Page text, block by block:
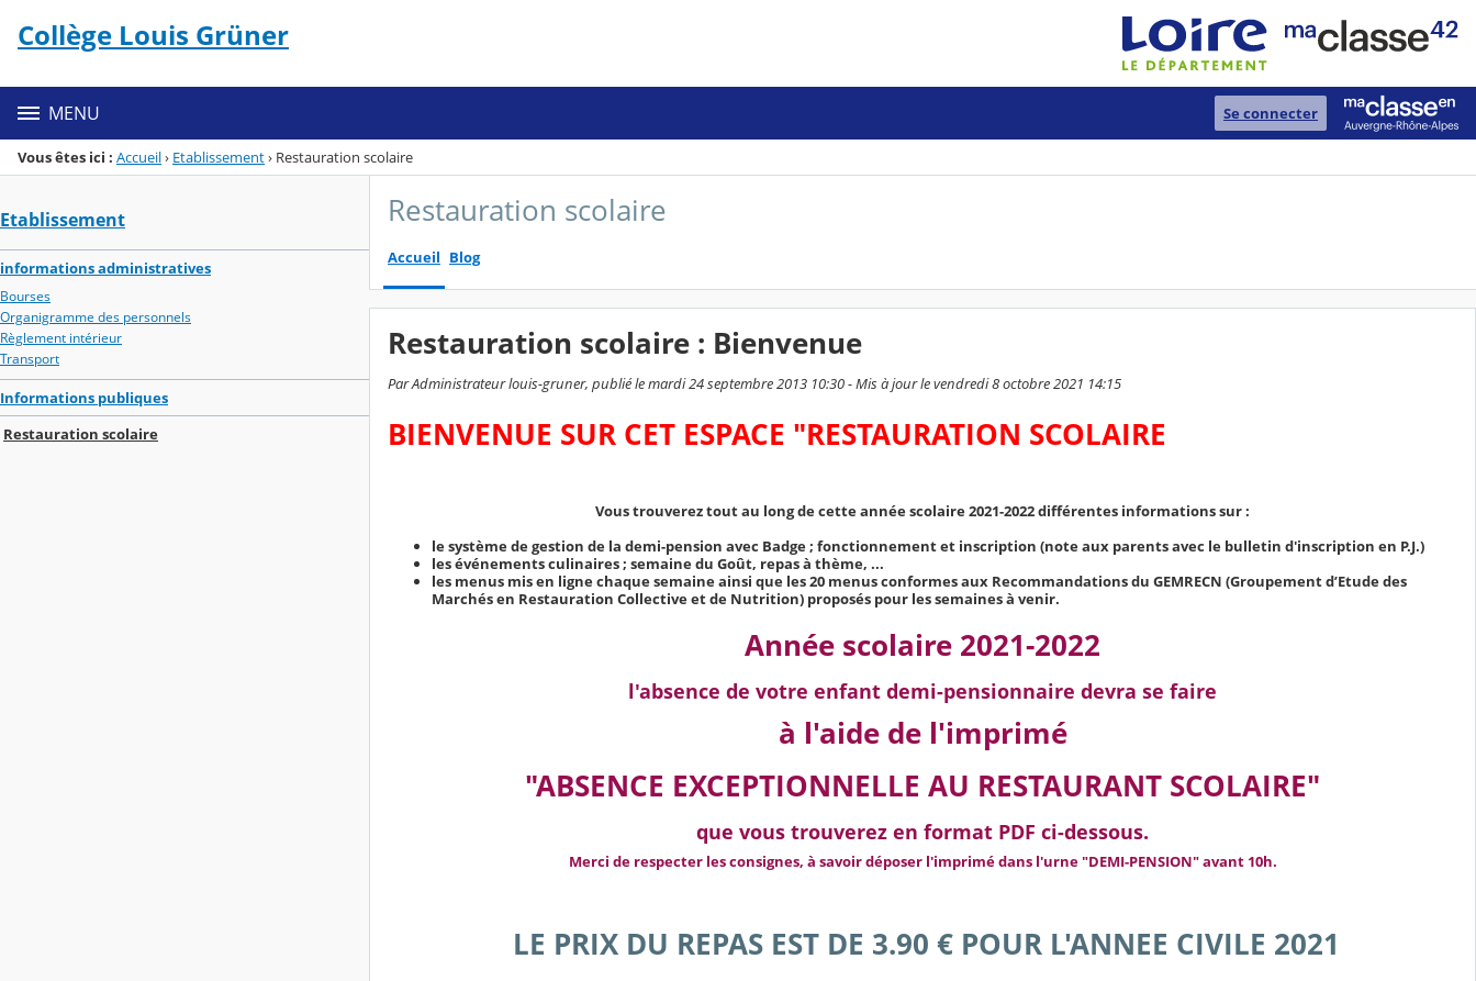
Menu de la rubrique
Contenu
Collège Louis Grüner
MENU Se connecter
Vous êtes ici : Accueil› Etablissement› Restauration scolaire
Etablissement
informations administratives
Bourses
Organigramme des personnels
Règlement intérieur
Transport
Informations publiques
Restauration scolaire
Restauration scolaire
Accueil Blog
Restauration scolaire : Bienvenue
Par Administrateur louis-gruner, publié le mardi 24 septembre 2013 10:30 - Mis à jour le vendredi 8 octobre 2021 14:15
BIENVENUE SUR CET ESPACE "RESTAURATION SCOLAIRE
Vous trouverez tout au long de cette année scolaire 2021-2022 différentes informations sur :
le système de gestion de la demi-pension avec Badge ; fonctionnement et inscription (note aux parents avec le bulletin d'inscription en P.J.)
les événements culinaires ; semaine du Goût, repas à thème, ...
les menus mis en ligne chaque semaine ainsi que les 20 menus conformes aux Recommandations du GEMRECN (Groupement d’Etude des
Marchés en Restauration Collective et de Nutrition) proposés pour les semaines à venir.
Année scolaire 2021-2022
l'absence de votre enfant demi-pensionnaire devra se faire
à l'aide de l'imprimé
"ABSENCE EXCEPTIONNELLE AU RESTAURANT SCOLAIRE"
que vous trouverez en format PDF ci-dessous.
Merci de respecter les consignes, à savoir déposer l'imprimé dans l'urne "DEMI-PENSION" avant 10h.
LE PRIX DU REPAS EST DE 3.90 € POUR L'ANNEE CIVILE 2021